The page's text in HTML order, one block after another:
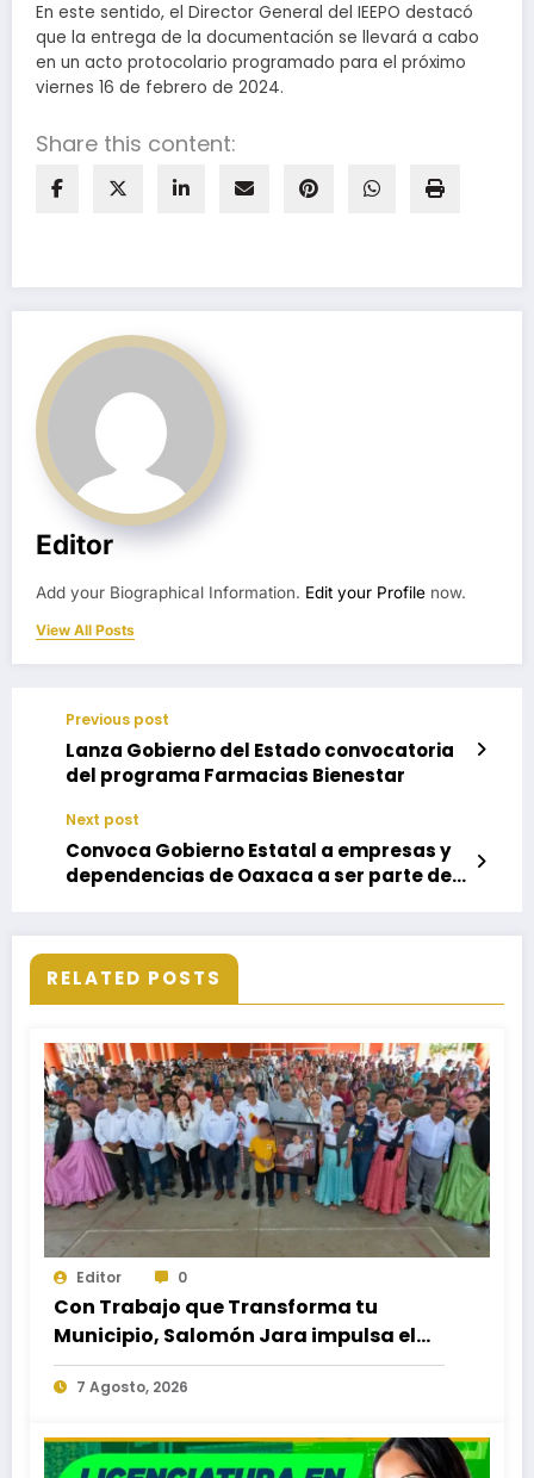
En este sentido, el Director General del IEEPO destacó
que la entrega de la documentación se llevará a cabo
en un acto protocolario programado para el próximo
viernes 16 de febrero de 2024.
Share this content:
Editor
Add your Biographical Information. Edit your Profile now.
View All Posts
Previous post
Lanza Gobierno del Estado convocatoria
del programa Farmacias Bienestar
Next post
Convoca Gobierno Estatal a empresas y
dependencias de Oaxaca a ser parte de
RELATED POSTS
Editor 0
Con Trabajo que Transforma tu
Municipio, Salomón Jara impulsa el
desarrollo de Santiago Minas
7 Agosto, 2026